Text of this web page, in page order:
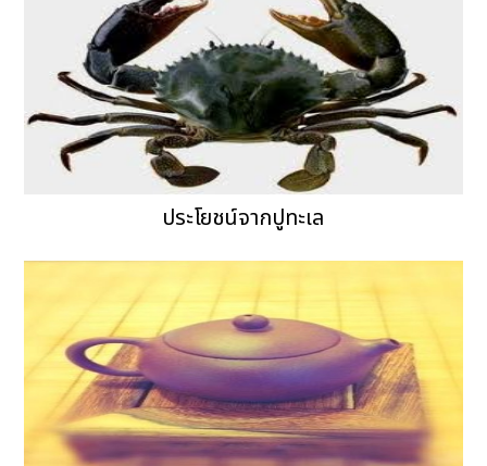
ประโยชน์จากปูทะเล